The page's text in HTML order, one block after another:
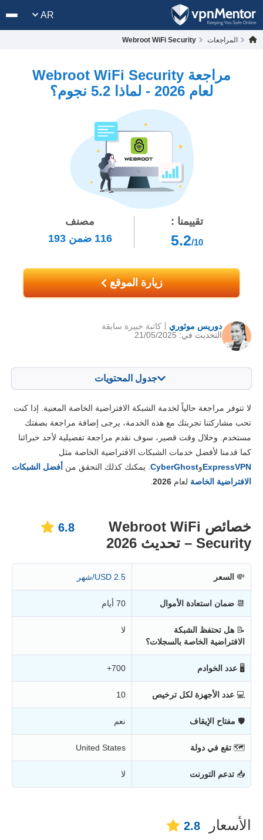
AR
المراجعات Webroot WiFi Security
مراجعة Webroot WiFi Security
لعام 2026 - لماذا 5.2 نجوم؟
تقييمنا :
5.2/10
مصنف
116 ضمن193
زيارة الموقع
دوريس موثوري
التحديث في: 21/05/2025
كاتبة خبيرة سابقة
جدول المحتويات
الخصائص الرئيسية
التثبيت والتطبيقات 6.8
المصداقية والدعم 4.8
لا تتوفر مراجعة حالياً لخدمة الشبكة الافتراضية الخاصة المعنية. إذا كنت
تحب مشاركتنا تجربتك مع هذه الخدمة، يرجى إضافة مراجعة بصفتك
مستخدم. وخلال وقت قصير، سوف نقدم مراجعة تفصيلية لأحد خبرائنا
كما قدمنا لأفضل خدمات الشبكات الافتراضية الخاصة مثل
ExpressVPNوCyberGhost. يمكنك كذلك التحقق من أفضل الشبكات
الافتراضية الخاصة لعام 2026
.
خصائص Webroot WiFi
Security – تحديث 2026
6.8
💸 السعر 2.5 USD/شهر
📆 ضمان استعادة الأموال 70 أيام
📝 هل تحتفظ الشبكة
الافتراضية الخاصة بالسجلات؟
لا
🖥 عدد الخوادم 700+
💻 عدد الأجهزة لكل ترخيص 10
🛡 مفتاح الإيقاف نعم
🗺 تقع في دولة United States
📥 تدعم التورنت لا
الأسعار 2.8